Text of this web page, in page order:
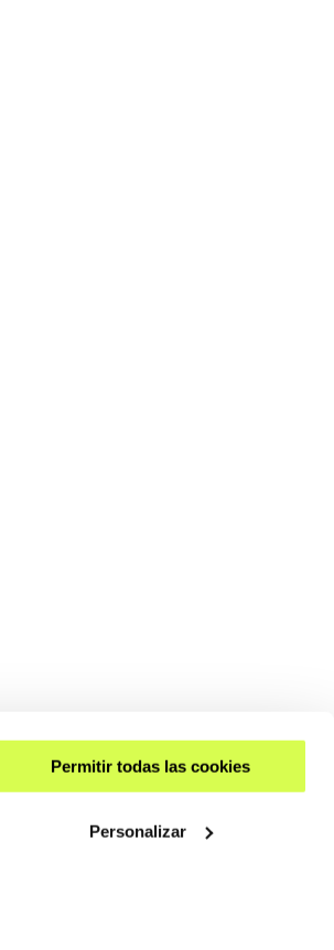
Permitir todas las cookies
Personalizar